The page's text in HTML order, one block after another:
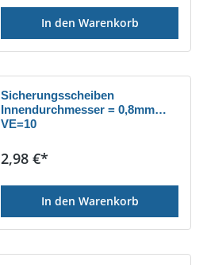
In den Warenkorb
Sicherungsscheiben
Innendurchmesser = 0,8mm
VE=10
Regulärer Preis:
2,98 €*
In den Warenkorb